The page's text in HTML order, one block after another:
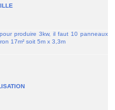
produire 3kw, il faut 10 panneaux
17m² soit 5m x 3,3m